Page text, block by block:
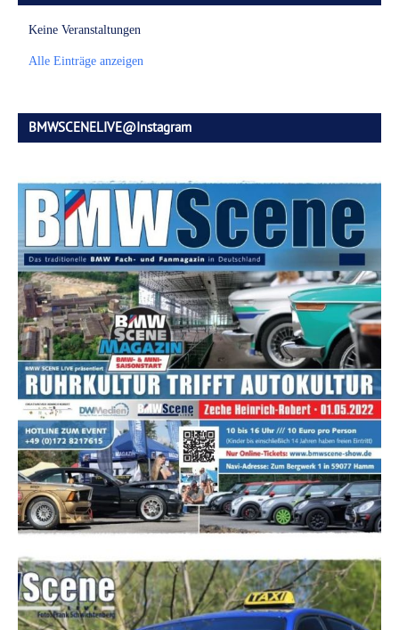
Keine Veranstaltungen
Alle Einträge anzeigen
BMWSCENELIVE@Instagram